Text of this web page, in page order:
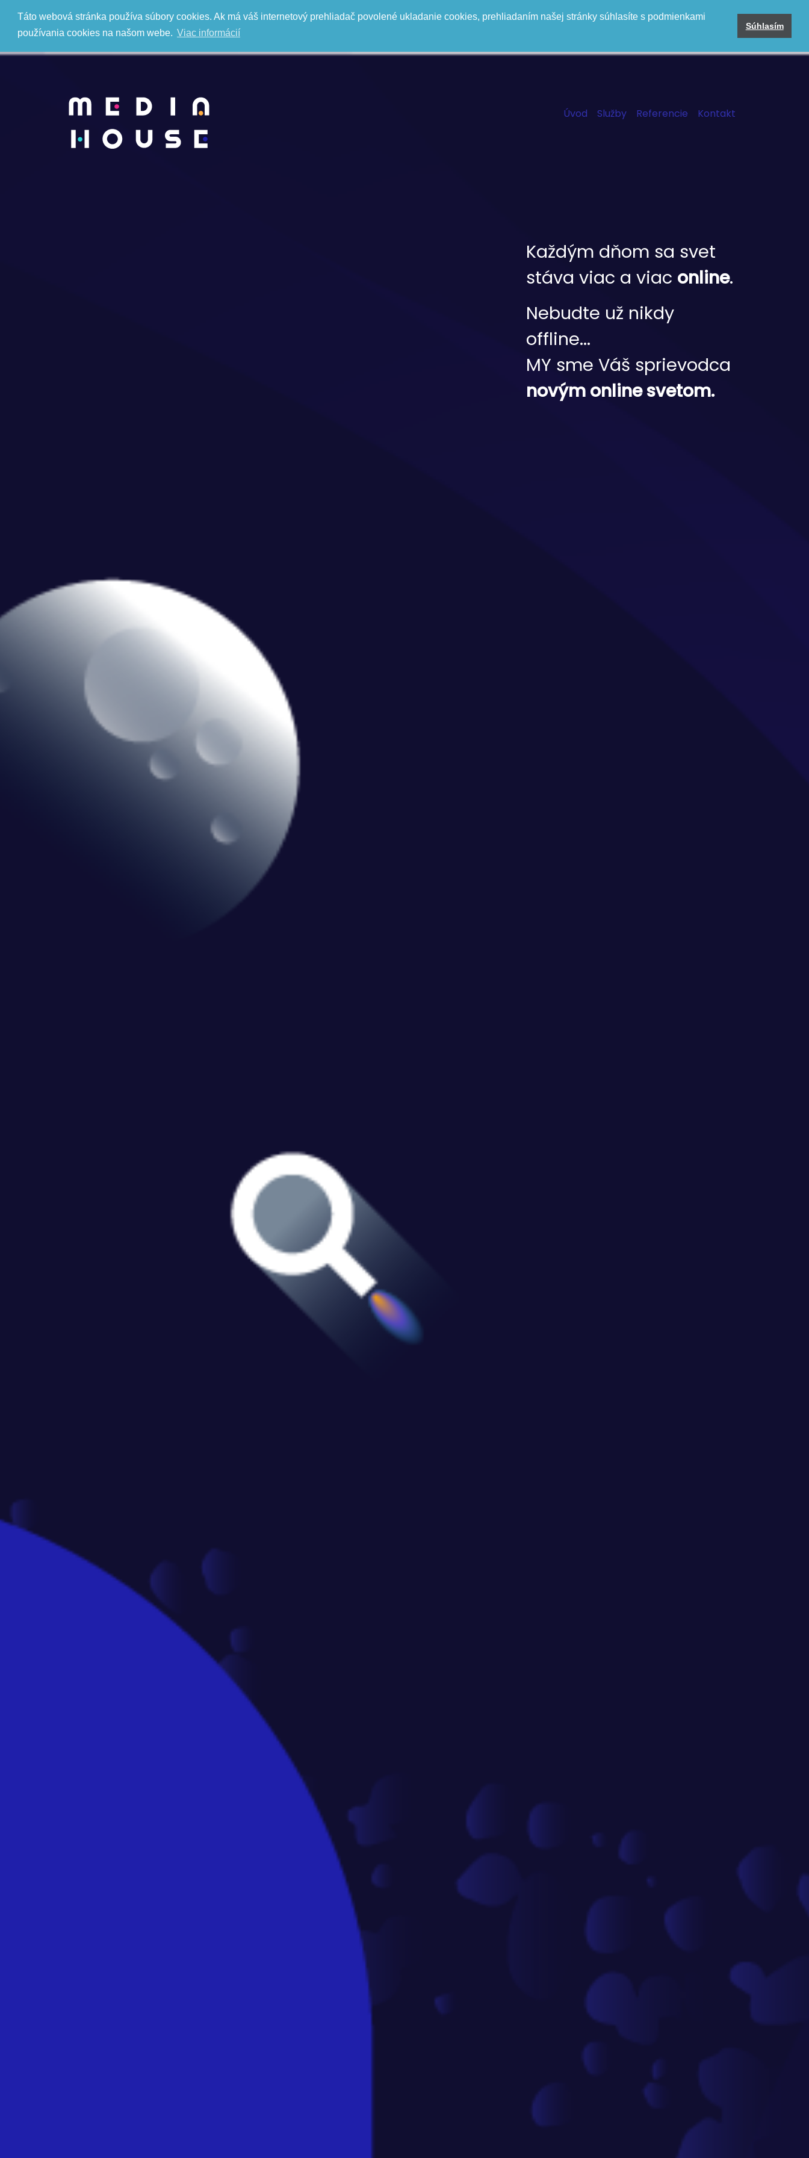
Táto webová stránka používa súbory cookies. Ak má váš internetový prehliadač povolené ukladanie cookies, prehliadaním našej stránky súhlasíte s podmienkami
používania cookies na našom webe. Viac informácií
Súhlasím
Úvod Služby Referencie Kontakt
Každým dňom sa svet
stáva viac a viac online.
Nebudte už nikdy
offline...
MY sme Váš sprievodca
novým online svetom.